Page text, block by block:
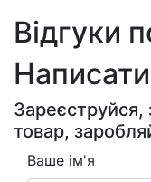
Відгуки
Написати
Зареєструйся,
товар,
Ваше ім'я